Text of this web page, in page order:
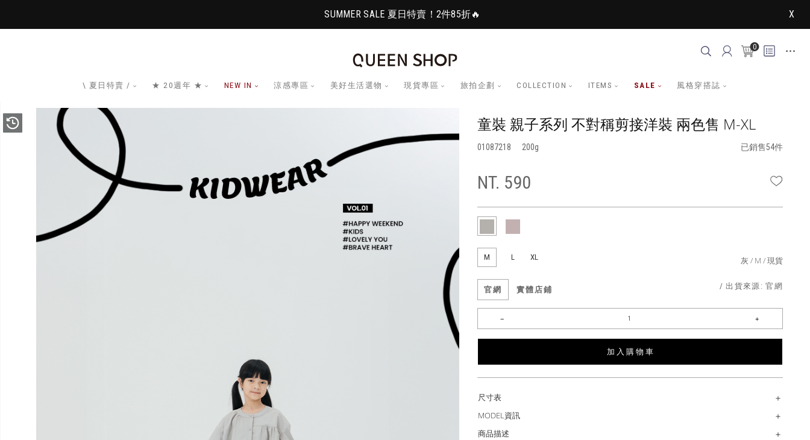
SUMMER SALE 夏日特賣！2件85折🔥 X
0
\ 夏日特賣 / ★ 20週年 ★ NEW IN 涼感專區 美好生活選物 現貨專區 旅拍企劃 COLLECTION ITEMS SALE 風格穿搭誌
童裝 親子系列 不對稱剪接洋裝 兩色售 M-XL
01087218 200 已銷售54件
NT. 590
M L XL 灰 M 現貨
官網 實體店鋪 / 出貨來源:官網
加 入 購 物 車
尺寸表
MODEL資訊
商品描述